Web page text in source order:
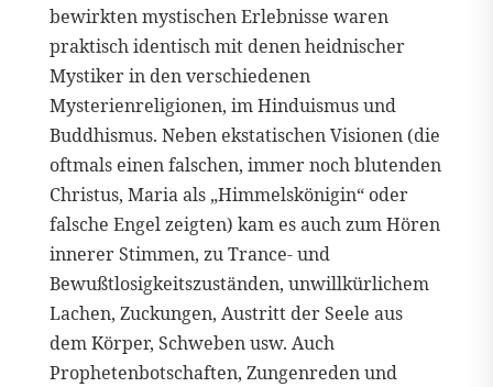
bewirkten mystischen Erlebnisse waren
praktisch identisch mit denen heidnischer
Mystiker in den verschiedenen
Mysterienreligionen, im Hinduismus und
Buddhismus. Neben ekstatischen Visionen (die
oftmals einen falschen, immer noch blutenden
Christus, Maria als „Himmelskönigin“ oder
falsche Engel zeigten) kam es auch zum Hören
innerer Stimmen, zu Trance- und
Bewußtlosigkeitszuständen, unwillkürlichem
Lachen, Zuckungen, Austritt der Seele aus
dem Körper, Schweben usw. Auch
Prophetenbotschaften, Zungenreden und